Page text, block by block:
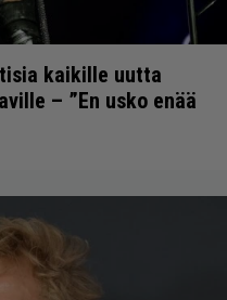
kaikille uutta
– ”En usko enää